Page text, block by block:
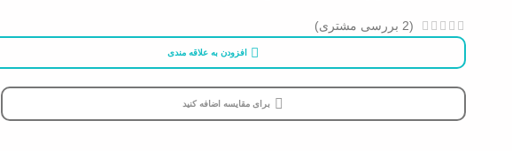
(
2 بررسی مشتری)
افزودن به علاقه مندی
برای مقایسه اضافه کنید